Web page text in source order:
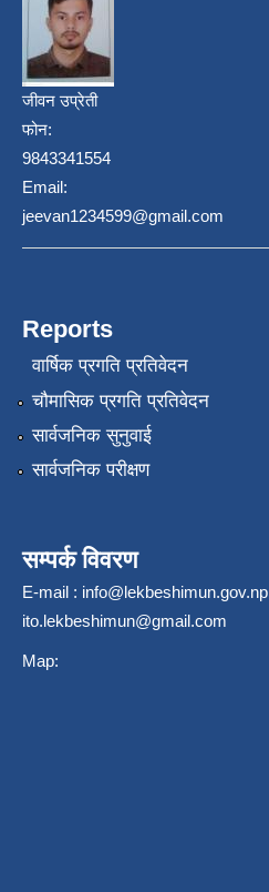
जीवन उप्रेती
फोन:
9843341554
Email:
jeevan1234599@gmail.com
Reports
वार्षिक प्रगति प्रतिवेदन
चौमासिक प्रगति प्रतिवेदन
सार्वजनिक सुनुवाई
सार्वजनिक परीक्षण
सम्पर्क विवरण
E-mail : info@lekbeshimun.gov.np
ito.lekbeshimun@gmail.com
Map: